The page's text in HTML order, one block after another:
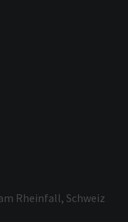
Rheinfall, Schweiz